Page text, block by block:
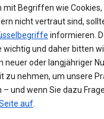
mit Begriffen wie Cookies,
nicht vertraut sind,
informieren.
wichtig und daher bitten
neuer oder langjähriger
zu nehmen, um unsere
– und wenn Sie dazu
auf.